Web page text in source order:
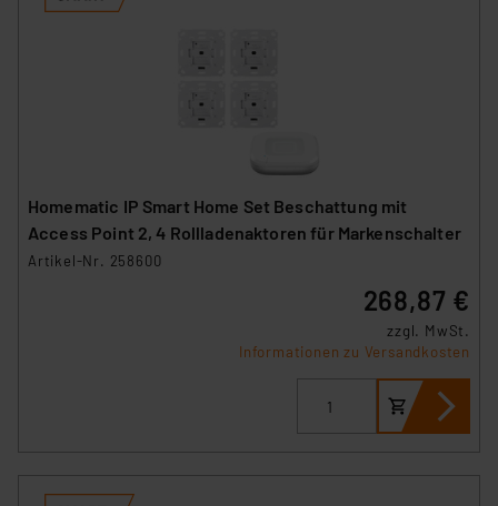
Homematic IP Smart Home Set Beschattung mit
Access Point 2, 4 Rollladenaktoren für Markenschalter
Artikel-Nr. 258600
268,87 €
zzgl. MwSt.
Informationen zu Versandkosten